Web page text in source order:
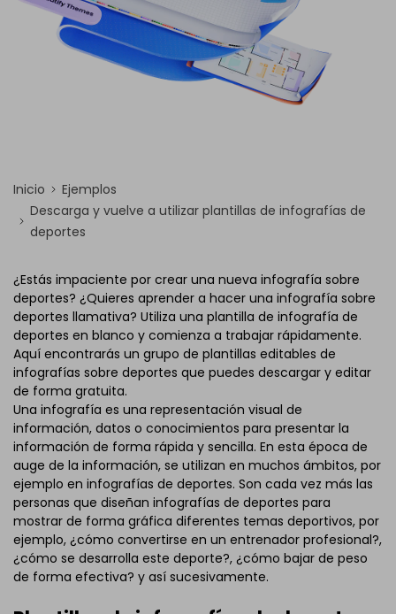
Inicio
Ejemplos
Descarga y vuelve a utilizar plantillas de infografías de
deportes
¿Estás impaciente por crear una nueva infografía sobre
deportes? ¿Quieres aprender a hacer una infografía sobre
deportes llamativa? Utiliza una plantilla de infografía de
deportes en blanco y comienza a trabajar rápidamente.
Aquí encontrarás un grupo de plantillas editables de
infografías sobre deportes que puedes descargar y editar
de forma gratuita.
Una infografía es una representación visual de
información, datos o conocimientos para presentar la
información de forma rápida y sencilla. En esta época de
auge de la información, se utilizan en muchos ámbitos, por
ejemplo en infografías de deportes. Son cada vez más las
personas que diseñan infografías de deportes para
mostrar de forma gráfica diferentes temas deportivos, por
ejemplo, ¿cómo convertirse en un entrenador profesional?,
¿cómo se desarrolla este deporte?, ¿cómo bajar de peso
de forma efectiva? y así sucesivamente.